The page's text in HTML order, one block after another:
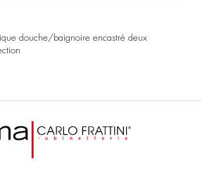
douche/baignoire encastré deux